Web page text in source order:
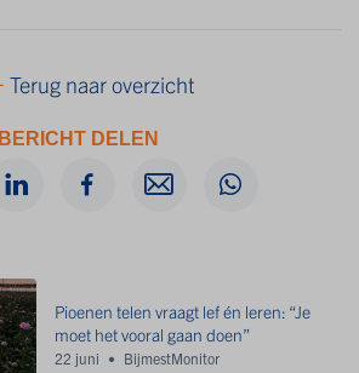
Terug naar overzicht
BERICHT DELEN
Pioenen telen vraagt lef én leren: “Je
moet het vooral gaan doen”
22 juni BijmestMonitor